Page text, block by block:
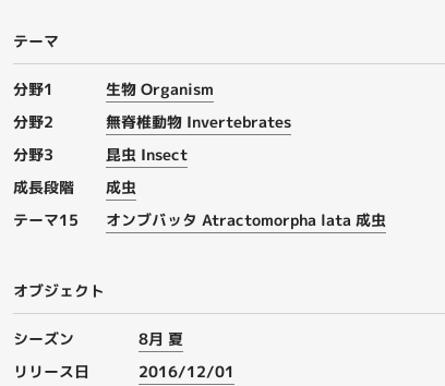
テーマ
分野1
生物 Organism
分野2
無脊椎動物 Invertebrates
分野3
昆虫 Insect
成長段階
成虫
テーマ15
オンブバッタ Atractomorpha lata 成虫
オブジェクト
シーズン
8月 夏
リリース日
2016/12/01